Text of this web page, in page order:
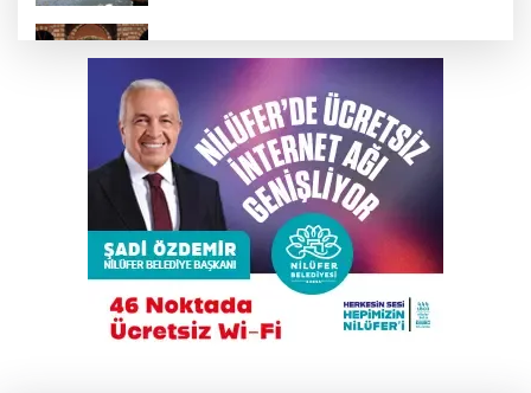
çalışmalarına Kapalıçarşı'dan başladı
Gökyüzü tutkunları meteor yağmuru için
Karacabey'de buluşacak
Çalıntı araçla 10 kilometre kaçtı, 380 bin TL
ceza yedi
Bursa'da tarlalık alanı ateşe veren şüpheli
yakalandı